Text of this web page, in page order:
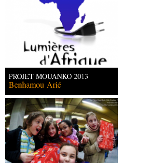
PROJET MOUANKO 2013
Benhamou Arié